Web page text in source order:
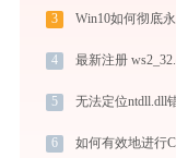
3
4 最新注册
5 无法定位ntdll.dll
6 如何有效地进行